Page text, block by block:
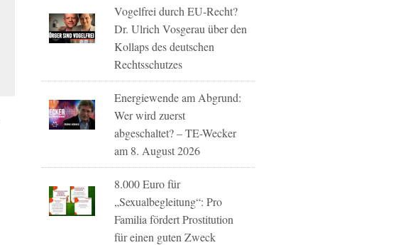
Vogelfrei durch EU-Recht?
Dr. Ulrich Vosgerau über den
Kollaps des deutschen
Rechtsschutzes
Energiewende am Abgrund:
Wer wird zuerst
abgeschaltet? – TE-Wecker
am 8. August 2026
8.000 Euro für
„Sexualbegleitung“: Pro
Familia fördert Prostitution
für einen guten Zweck